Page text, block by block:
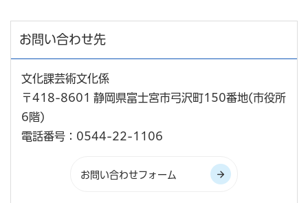
お問い合わせ先
文化課芸術文化係
〒418-8601 静岡県富士宮市弓沢町150番地(市役所
6階)
電話番号：0544-22-1106